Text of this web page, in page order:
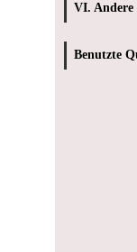
VI. Andere
Benutzte